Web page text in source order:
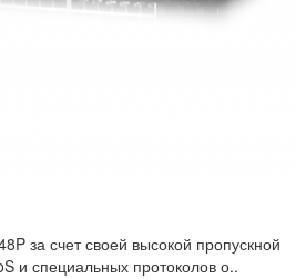
за счет своей высокой пропускной
и специальных протоколов о..